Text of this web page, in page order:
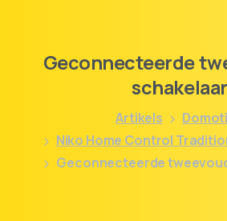
Geconnecteerde
schakelaar
Artikels
Niko Home Control
Geconnecteerde